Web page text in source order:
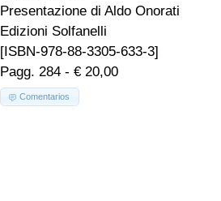
Presentazione di Aldo Onorati
Edizioni Solfanelli
[ISBN-978-88-3305-633-3]
Pagg. 284 - € 20,00
Comentarios